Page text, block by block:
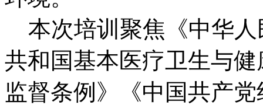
本次培训聚焦《中华人
共和国基本医疗卫生与
监督条例》《中国共产